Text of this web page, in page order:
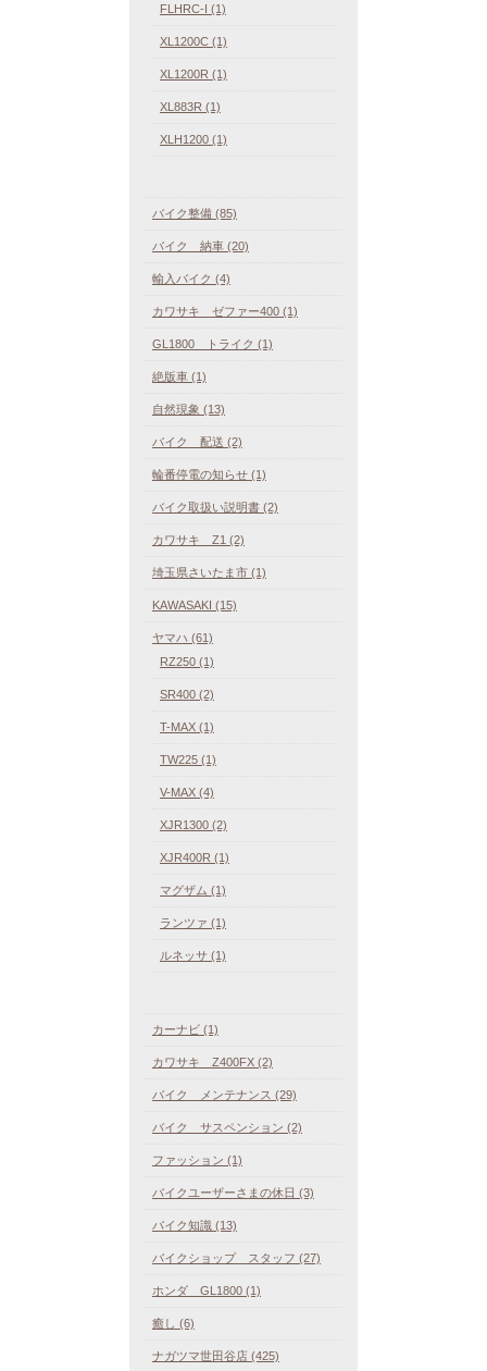
FLHRC-I (1)
XL1200C (1)
XL1200R (1)
XL883R (1)
XLH1200 (1)
バイク整備 (85)
バイク 納車 (20)
輸入バイク (4)
カワサキ ゼファー400 (1)
GL1800 トライク (1)
絶版車 (1)
自然現象 (13)
バイク 配送 (2)
輪番停電の知らせ (1)
バイク取扱い説明書 (2)
カワサキ Z1 (2)
埼玉県さいたま市 (1)
KAWASAKI (15)
ヤマハ (61)
RZ250 (1)
SR400 (2)
T-MAX (1)
TW225 (1)
V-MAX (4)
XJR1300 (2)
XJR400R (1)
マグザム (1)
ランツァ (1)
ルネッサ (1)
カーナビ (1)
カワサキ Z400FX (2)
バイク メンテナンス (29)
バイク サスペンション (2)
ファッション (1)
バイクユーザーさまの休日 (3)
バイク知識 (13)
バイクショップ スタッフ (27)
ホンダ GL1800 (1)
癒し (6)
ナガツマ世田谷店 (425)